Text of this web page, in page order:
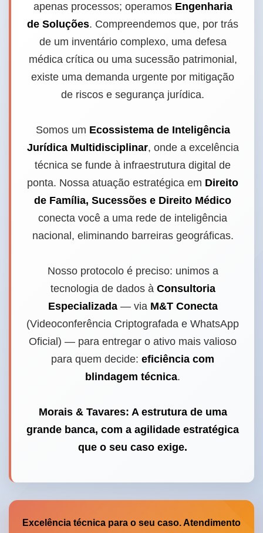
apenas processos; operamos Engenharia
de Soluções. Compreendemos que, por trás
de um inventário complexo, uma defesa
médica crítica ou uma sucessão patrimonial,
existe uma demanda urgente por mitigação
de riscos e segurança jurídica.
Somos um Ecossistema de Inteligência
Jurídica Multidisciplinar, onde a excelência
técnica se funde à infraestrutura digital de
ponta. Nossa atuação estratégica em Direito
de Família, Sucessões e Direito Médico
conecta você a uma rede de inteligência
nacional, eliminando barreiras geográficas.
Nosso protocolo é preciso: unimos a
tecnologia de dados à Consultoria
Especializada— via M&T Conecta
(Videoconferência Criptografada e WhatsApp
Oficial) — para entregar o ativo mais valioso
para quem decide: eficiência com
blindagem técnica.
Morais & Tavares: A estrutura de uma
grande banca, com a agilidade estratégica
que o seu caso exige.
Excelência técnica para o seu caso. Atendimento